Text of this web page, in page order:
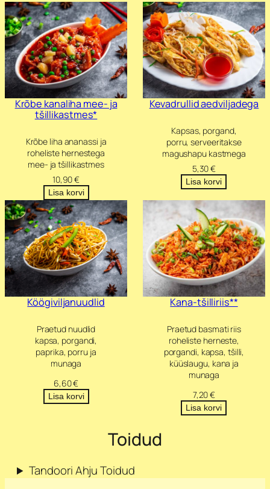
Krõbe kanaliha mee- ja
tšillikastmes*
Krõbe liha ananassi ja
roheliste hernestega
mee- ja tšillikastmes
10,90€
Lisa korvi
Kevadrullid aedviljadega
Kapsas, porgand,
porru, serveeritakse
magushapu kastmega
5,30€
Lisa korvi
Köögiviljanuudlid
Praetud nuudlid
kapsa, porgandi,
paprika, porru ja
munaga
6,60€
Lisa korvi
Kana-tšilliriis**
Praetud basmati riis
roheliste herneste,
porgandi, kapsa, tšilli,
küüslaugu, kana ja
munaga
7,20€
Lisa korvi
Toidud
Tandoori Ahju Toidud